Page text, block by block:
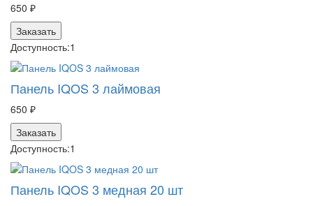
650 ₽
Заказать
Доступность:1
Панель IQOS 3 лаймовая
650 ₽
Заказать
Доступность:1
Панель IQOS 3 медная 20 шт